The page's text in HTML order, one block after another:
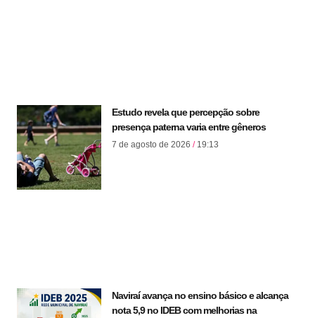
Estudo revela que percepção sobre
presença paterna varia entre gêneros
7 de agosto de 2026 19:13
Naviraí avança no ensino básico e alcança
nota 5,9 no IDEB com melhorias na